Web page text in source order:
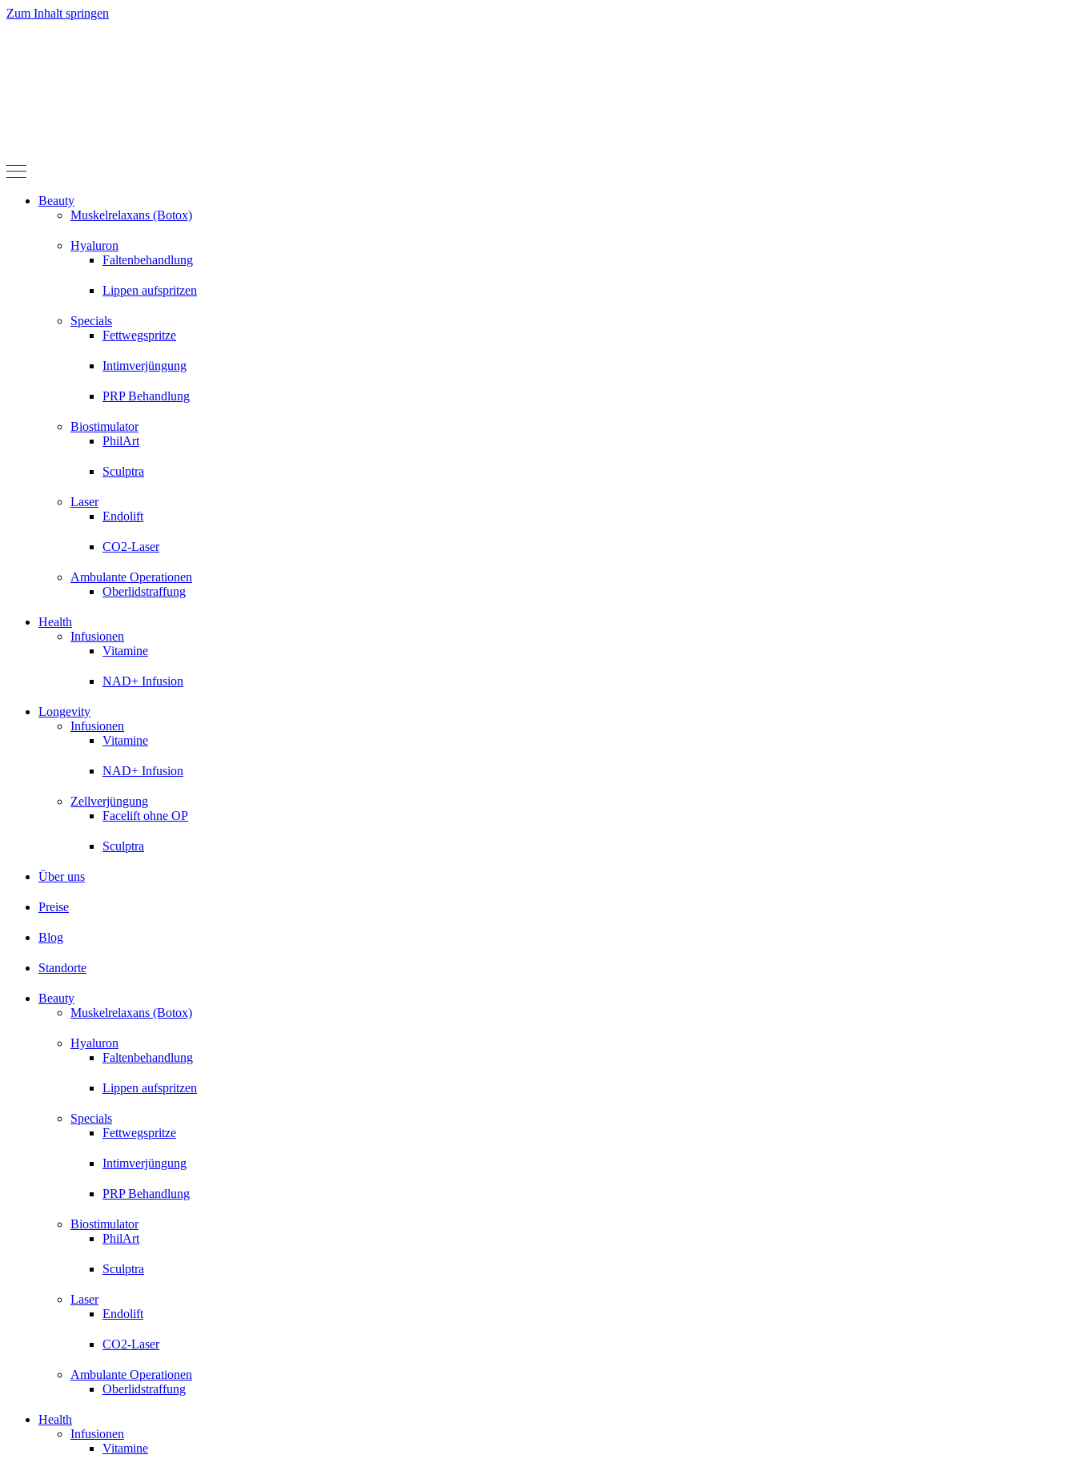
Zum Inhalt springen
Beauty
Muskelrelaxans (Botox)
Hyaluron
Faltenbehandlung
Lippen aufspritzen
Specials
Fettwegspritze
Intimverjüngung
PRP Behandlung
Biostimulator
PhilArt
Sculptra
Laser
Endolift
CO2-Laser
Ambulante Operationen
Oberlidstraffung
Health
Infusionen
Vitamine
NAD+ Infusion
Longevity
Infusionen
Vitamine
NAD+ Infusion
Zellverjüngung
Facelift ohne OP
Sculptra
Über uns
Preise
Blog
Standorte
Beauty
Muskelrelaxans (Botox)
Hyaluron
Faltenbehandlung
Lippen aufspritzen
Specials
Fettwegspritze
Intimverjüngung
PRP Behandlung
Biostimulator
PhilArt
Sculptra
Laser
Endolift
CO2-Laser
Ambulante Operationen
Oberlidstraffung
Health
Infusionen
Vitamine